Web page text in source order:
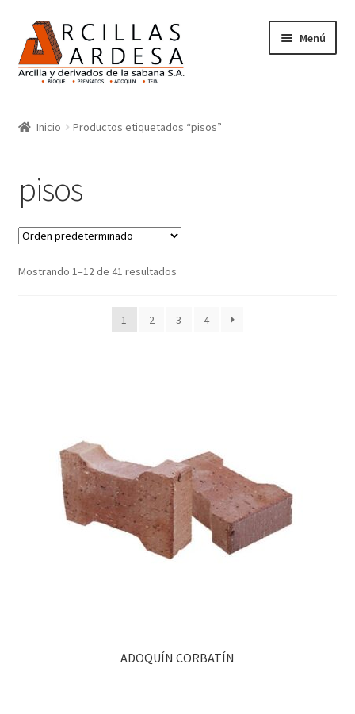
Menú
Productos
Inicio Productos etiquetados “pisos”
pisos
Mostrando 1–12 de 41 resultados
1 2 3 4
ADOQUÍN CORBATÍN